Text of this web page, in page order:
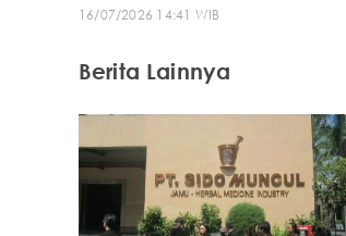
16/07/2026 14:41 WIB
Berita Lainnya